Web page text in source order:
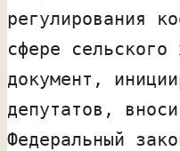
регулирования
сфере
документ,
депутатов,
Федеральный